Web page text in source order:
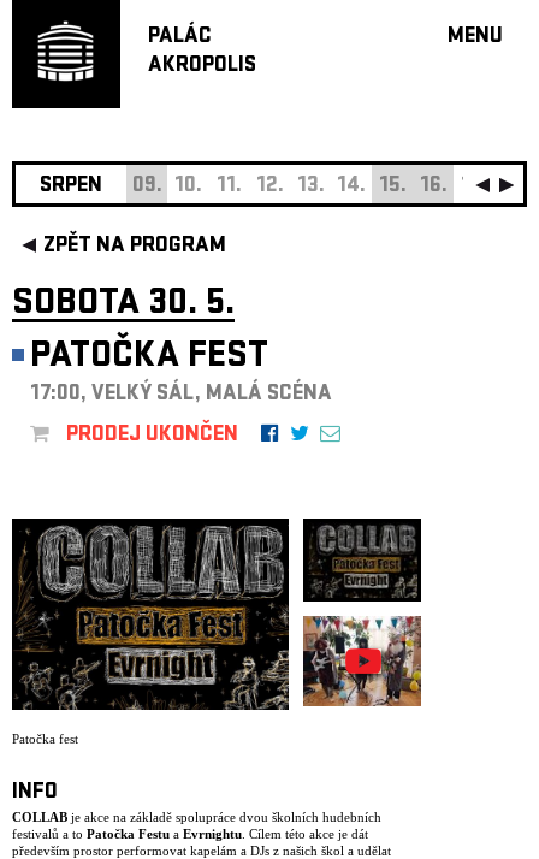
PALÁC
AKROPOLIS
MENU
JAZZ
SRPEN 09. 10. 11. 12. 13. 14. 15. 16. 17. 18.
ZPĚT NA PROGRAM
SOBOTA 30. 5.
PATOČKA FEST
17:00, VELKÝ SÁL, MALÁ SCÉNA
PRODEJ UKONČEN
Patočka fest
INFO
COLLAB je akce na základě spolupráce dvou školních hudebních
festivalů a to Patočka Festu a Evrnightu . Cílem této akce je dát
především prostor performovat kapelám a DJs z našich škol a udělat